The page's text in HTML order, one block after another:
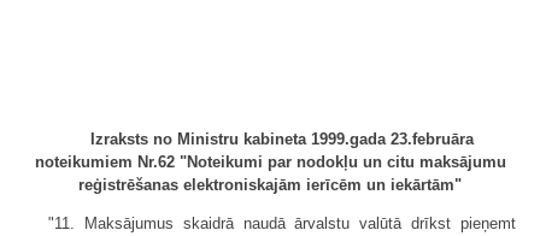
Izraksts no Ministru kabineta 1999.gada 23.februāra
noteikumiem Nr.62 "Noteikumi par nodokļu un citu maksājumu
reģistrēšanas elektroniskajām ierīcēm un iekārtām"
"11. Maksājumus skaidrā naudā ārvalstu valūtā drīkst pieņemt